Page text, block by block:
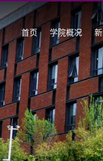
首页 学院概况